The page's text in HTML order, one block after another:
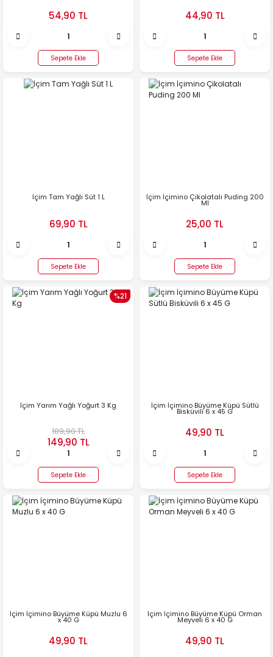
54,90 TL
Sepete Ekle
44,90 TL
Sepete Ekle
İçim Tam Yağlı Süt 1 L
69,90 TL
Sepete Ekle
İçim İçimino Çikolatalı Puding 200
Ml
25,00 TL
Sepete Ekle
%21
İçim Yarım Yağlı Yoğurt 3 Kg
189,90 TL
149,90 TL
Sepete Ekle
İçim İçimino Büyüme Küpü Sütlü
Bisküvili 6 x 45 G
49,90 TL
Sepete Ekle
İçim İçimino Büyüme Küpü Muzlu 6
x 40 G
49,90 TL
İçim İçimino Büyüme Küpü Orman
Meyveli 6 x 40 G
49,90 TL